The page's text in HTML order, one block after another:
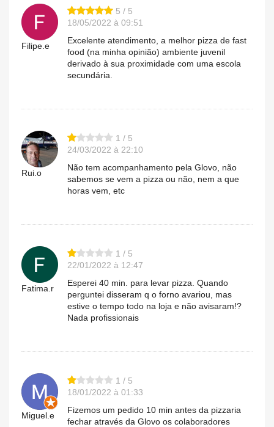
Filipe.e
5 / 5
18/05/2022 à 09:51
Excelente atendimento, a melhor pizza de fast
food (na minha opinião) ambiente juvenil
derivado à sua proximidade com uma escola
secundária.
Rui.o
1 / 5
24/03/2022 à 22:10
Não tem acompanhamento pela Glovo, não
sabemos se vem a pizza ou não, nem a que
horas vem, etc
Fatima.r
1 / 5
22/01/2022 à 12:47
Esperei 40 min. para levar pizza. Quando
perguntei disseram q o forno avariou, mas
estive o tempo todo na loja e não avisaram!?
Nada profissionais
Miguel.e
1 / 5
18/01/2022 à 01:33
Fizemos um pedido 10 min antes da pizzaria
fechar através da Glovo os colaboradores